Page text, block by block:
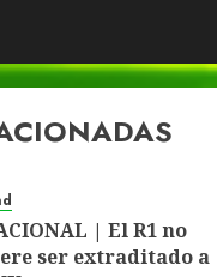
| El R1 no
ser extraditado a